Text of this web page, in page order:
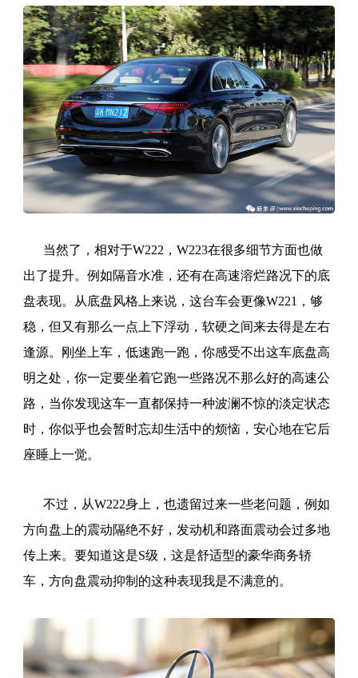
当然了，相对于W222，W223在很多细节方面也做
出了提升。例如隔音水准，还有在高速溶烂路况下的底
盘表现。从底盘风格上来说，这台车会更像W221，够
稳，但又有那么一点上下浮动，软硬之间来去得是左右
逢源。刚坐上车，低速跑一跑，你感受不出这车底盘高
明之处，你一定要坐着它跑一些路况不那么好的高速公
路，当你发现这车一直都保持一种波澜不惊的淡定状态
时，你似乎也会暂时忘却生活中的烦恼，安心地在它后
座睡上一觉。
不过，从W222身上，也遗留过来一些老问题，例如
方向盘上的震动隔绝不好，发动机和路面震动会过多地
传上来。要知道这是S级，这是舒适型的豪华商务轿
车，方向盘震动抑制的这种表现我是不满意的。